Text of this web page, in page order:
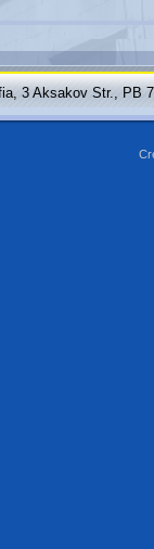
3 Aksakov Str., PB